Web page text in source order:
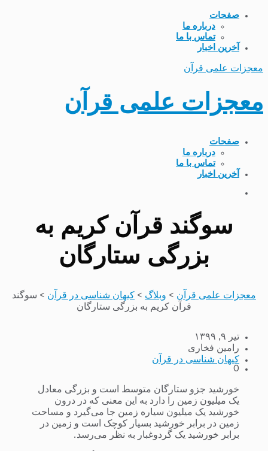
صفحات
درباره ما
تماس با ما
آخرین اخبار
معجزات علمی قرآن
معجزات علمی قرآن
صفحات
درباره ما
تماس با ما
آخرین اخبار
سوگند قرآن کریم به
بزرگی ستارگان
معجزات علمی قرآن > وبلاگ > کیهان شناسی در قرآن > سوگند
قرآن کریم به بزرگی ستارگان
تیر ۹, ۱۳۹۹
رامین فخاری
کیهان شناسی در قرآن
0
خورشید جزو ستارگان متوسط است و بزرگی معادل
یک میلیون زمین را دارد به این معنی که در درون
خورشید یک میلیون سیاره زمین جا می‌گیرد و مساحت
زمین در برابر خورشید بسیار کوچک است و زمین در
برابر خورشید یک گردوغبار به نظر می‌رسد.